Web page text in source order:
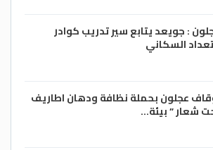
: جويعد يتابع سير تدريب كوادر
السكاني
عجلون بحملة نظافة ودهان اطاريف
شعار ” بيئة…